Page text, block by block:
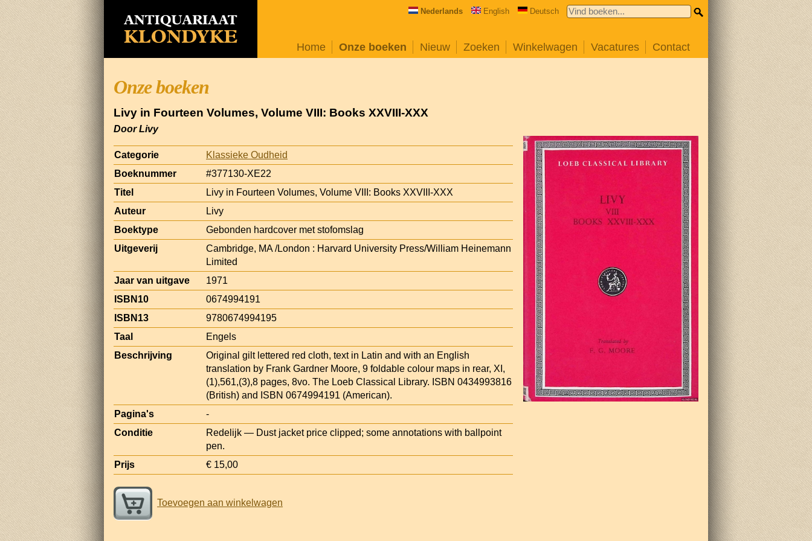
Nederlands English Deutsch
Home Onze boeken Nieuw Zoeken Winkelwagen Vacatures Contact
Onze boeken
Livy in Fourteen Volumes, Volume VIII: Books XXVIII-XXX
Door Livy
Categorie
Klassieke Oudheid
Boeknummer
#377130-XE22
Titel
Livy in Fourteen Volumes, Volume VIII: Books XXVIII-XXX
Auteur
Livy
Boektype
Gebonden hardcover met stofomslag
Uitgeverij
Cambridge, MA /London : Harvard University Press/William Heinemann
Limited
Jaar van uitgave
1971
ISBN10
0674994191
ISBN13
9780674994195
Taal
Engels
Beschrijving
Original gilt lettered red cloth, text in Latin and with an English
translation by Frank Gardner Moore, 9 foldable colour maps in rear, XI,
(1),561,(3),8 pages, 8vo. The Loeb Classical Library. ISBN 0434993816
(British) and ISBN 0674994191 (American).
Pagina's
-
Conditie
Redelijk — Dust jacket price clipped; some annotations with ballpoint
pen.
Prijs
€ 15,00
Toevoegen aan winkelwagen